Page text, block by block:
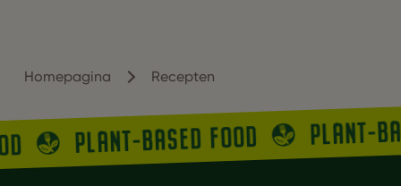
Homepagina Recepten
PLANT-BASED FOOD PLANT-